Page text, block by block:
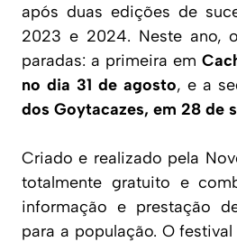
após duas edições de
2023 e 2024. Neste ano,
paradas: a primeira em
no dia 31 de agosto, e a
dos Goytacazes, em 28 de
Criado e realizado pela
totalmente gratuito e
informação e prestação
para a população. O